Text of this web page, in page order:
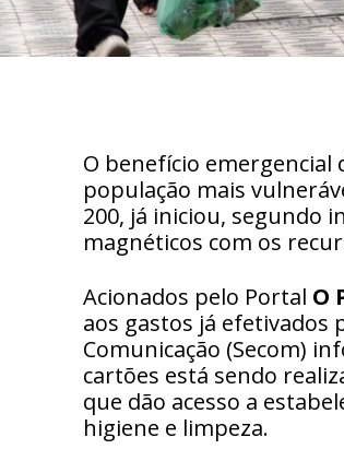
O benefício emergencial
população mais
200, já iniciou, segundo
magnéticos com os
Acionados pelo Portal O
aos gastos já efetivados
Comunicação (Secom)
cartões está sendo
que dão acesso a
higiene e limpeza.